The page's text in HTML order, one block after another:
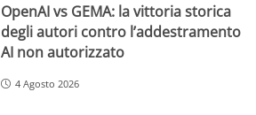
OpenAI vs GEMA: la vittoria storica
degli autori contro l’addestramento
AI non autorizzato
4 Agosto 2026